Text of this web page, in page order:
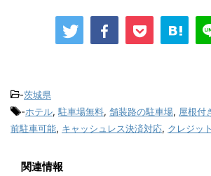
-茨城県
-ホテル, 駐車場無料, 舗装路の駐車場, 屋根付
前駐車可能, キャッシュレス決済対応, クレジッ
関連情報